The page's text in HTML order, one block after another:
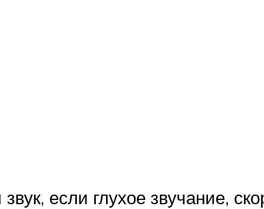
если глухое звучание,